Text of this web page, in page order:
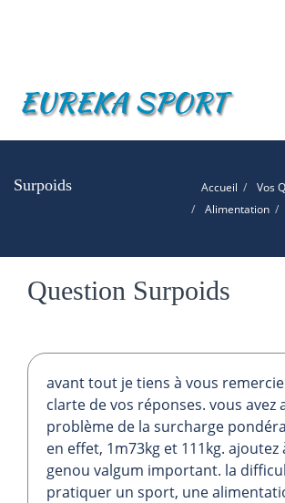
Surpoids Accueil Vos
Alimentation
Question Surpoids
avant tout je tiens à vous
clarte de vos réponses. vous avez
problème de la surcharge
en effet, 1m73kg et 111kg. ajoutez
genou valgum important. la
pratiquer un sport, une